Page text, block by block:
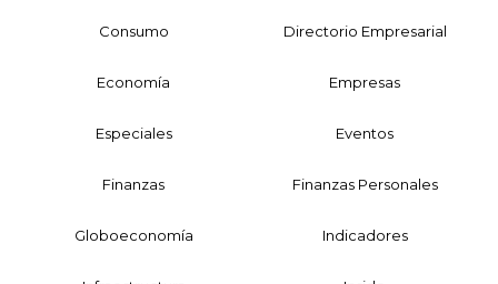
Consumo Directorio Empresarial
Economía Empresas
Especiales Eventos
Finanzas Finanzas Personales
Globoeconomía Indicadores